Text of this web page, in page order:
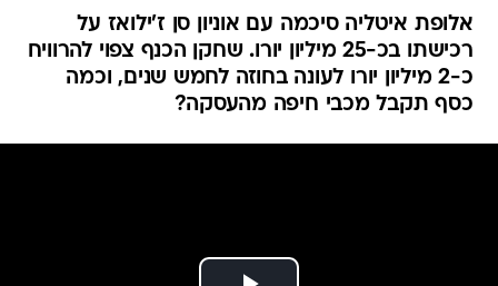
אלופת איטליה סיכמה עם אוניון סן ז'ילואז על
רכישתו בכ-25 מיליון יורו. שחקן הכנף צפוי להרוויח
כ-2 מיליון יורו לעונה בחוזה לחמש שנים, וכמה
כסף תקבל מכבי חיפה מהעסקה?